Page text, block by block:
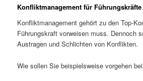
Konfliktmanagement für Führungskräfte
Konfliktmanagement gehört zu den Top-
Führungskraft vorweisen muss. Dennoch
Austragen und Schlichten von Konflikten.
Wie sollen Sie beispielsweise vorgehen